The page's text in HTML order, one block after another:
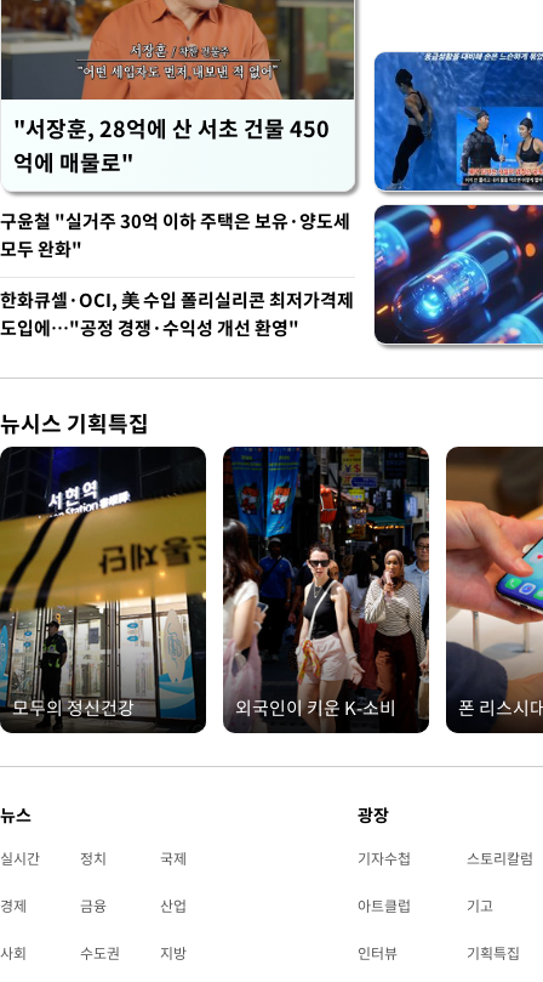
"서장훈, 28억에 산 서초 건물 450
억에 매물로"
구윤철 "실거주 30억 이하 주택은 보유·양도세
모두 완화"
한화큐셀·OCI, 美 수입 폴리실리콘 최저가격제
도입에…"공정 경쟁·수익성 개선 환영"
뉴시스 기획특집
모두의 정신건강 외국인이 키운 K-소비 폰 리스시
뉴스
실시간 정치 국제
경제 금융 산업
사회 수도권 지방
광장
기자수첩 스토리칼럼
아트클럽 기고
인터뷰 기획특집